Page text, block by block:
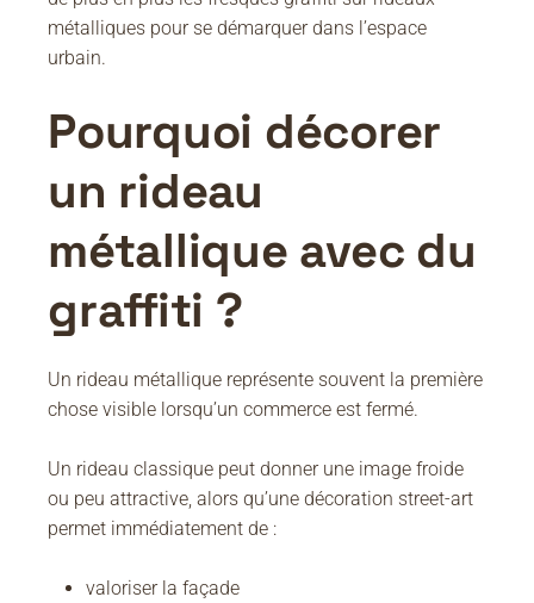
métalliques pour se démarquer dans l’espace
urbain.
Pourquoi décorer
un rideau
métallique avec du
graffiti ?
Un rideau métallique représente souvent la première
chose visible lorsqu’un commerce est fermé.
Un rideau classique peut donner une image froide
ou peu attractive, alors qu’une décoration street-art
permet immédiatement de :
valoriser la façade